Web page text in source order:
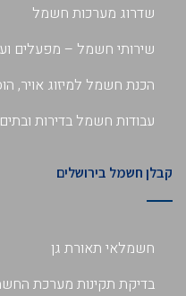
שדרוג מערכות חשמל
שירותי חשמל – מפעלים
הכנת חשמל למיזוג אויר,
עבודות חשמל בדירות
קבלן חשמל בירושלים
חשמלאי תאורת גן
בדיקת תקינות מערכת